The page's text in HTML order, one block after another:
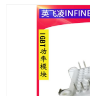
MOS管场效应管